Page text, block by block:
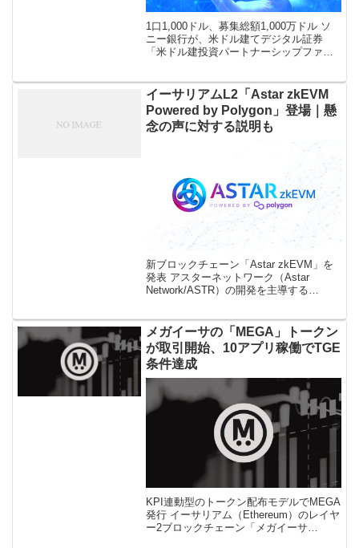
1口1,000ドル、募集総額1,000万ドル ソ
ニー銀行が、米ドル建てデジタル証券
「米ドル建投資パートナーシップファイ
日に発表した。募集期 […]
イーサリアムL2「Astar zkEVM
Powered by Polygon」登場｜懸
念の声に対する説明も
新ブロックチェーン「Astar zkEVM」を
発表 アスターネットワーク（Astar
Network/ASTR）の開発を主導する
メガイーサの「MEGA」トークン
が取引開始、10アプリ稼働でTGE
条件達成
KPI連動型のトークン配布モデルでMEGA
発行 イーサリアム（Ethereum）のレイヤ
ー2ブロックチェーン「メガイーサ